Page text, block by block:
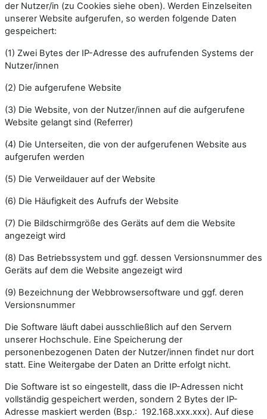
der Nutzer/in (zu Cookies siehe oben). Werden Einzelseiten
unserer Website aufgerufen, so werden folgende Daten
gespeichert:
(1) Zwei Bytes der IP-Adresse des aufrufenden Systems der
Nutzer/innen
(2) Die aufgerufene Website
(3) Die Website, von der Nutzer/innen auf die aufgerufene
Website gelangt sind (Referrer)
(4) Die Unterseiten, die von der aufgerufenen Website aus
aufgerufen werden
(5) Die Verweildauer auf der Website
(6) Die Häufigkeit des Aufrufs der Website
(7) Die Bildschirmgröße des Geräts auf dem die Website
angezeigt wird
(8) Das Betriebssystem und ggf. dessen Versionsnummer des
Geräts auf dem die Website angezeigt wird
(9) Bezeichnung der Webbrowsersoftware und ggf. deren
Versionsnummer
Die Software läuft dabei ausschließlich auf den Servern
unserer Hochschule. Eine Speicherung der
personenbezogenen Daten der Nutzer/innen findet nur dort
statt. Eine Weitergabe der Daten an Dritte erfolgt nicht.
Die Software ist so eingestellt, dass die IP-Adressen nicht
vollständig gespeichert werden, sondern 2 Bytes der IP-
Adresse maskiert werden (Bsp.: 192.168.xxx.xxx). Auf diese